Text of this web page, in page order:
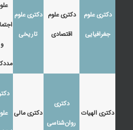
دکتری علوم
جغرافیایی
دکتری علوم
اقتصادی
دکتری علوم
تاریخی
و
دکتری الهیات
دکتری
روان‌شناسی
دکتری مالی